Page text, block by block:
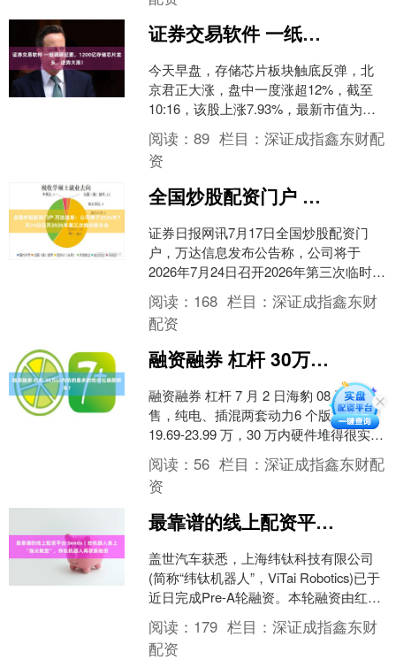
证券交易软件 一纸调研纪要，1200亿存储芯片龙头，逆势大涨！
今天早盘，存储芯片板块触底反弹，北
京君正大涨，盘中一度涨超12%，截至
10:16，该股上涨7.93%，最新市值为
1225亿元。 此外，韩股两大存储芯片龙
头三星电....
阅读：89 栏目：深证成指鑫东财配
资
全国炒股配资门户 万达信息：公司将于2026年7月24日召开2026年第三次临时股东会
证券日报网讯7月17日全国炒股配资门
户，万达信息发布公告称，公司将于
2026年7月24日召开2026年第三次临时股
东会，股权登记日为2026年7月16日。
海量....
阅读： 168 栏目：深证成指鑫东财
配资
融资融券 杠杆 30万以内给的最多的性价比旗舰轿车？
融资融券 杠杆 7 月 2 日海豹 08 正式发
售，纯电、插混两套动力6 个版本售价
19.69-23.99 万，30 万内硬件堆得很实
在。 先看售价 插混版：....
阅读： 56 栏目：深证成指鑫东财配
资
最靠谱的线上配资平台 Seeds｜给机器人装上“指尖触觉”，纬钛机器人再获新融资
盖世汽车获悉，上海纬钛科技有限公司
(简称“纬钛机器人”，ViTai Robotics)已于
近日完成Pre-A轮融资。本轮融资由红鸟
启航基金领投，领屹投资、永鑫方....
阅读： 179 栏目：深证成指鑫东财
配资